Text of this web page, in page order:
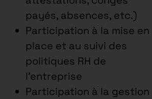
payés, absences, etc.)
Participation à la mise en
place et au suivi des
politiques RH de
l’entreprise
Participation à la gestion